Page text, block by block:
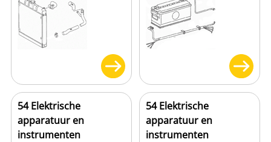
54 Elektrische
apparatuur en
instrumenten
54 Elektrische
apparatuur en
instrumenten